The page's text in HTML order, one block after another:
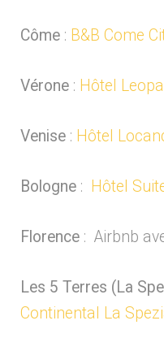
Côme : B&B Come
Vérone : Hôtel
Venise : Hôtel
Bologne : Hôtel
Florence : Airbnb
Les 5 Terres (La
Continental La